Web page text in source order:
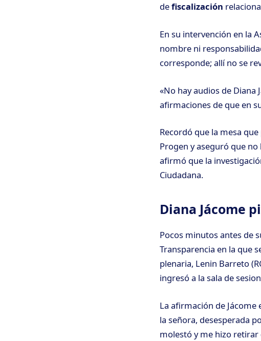
defiscalización
En su intervención en la
nombre ni
corresponde; allí no se
«No hay audios de Diana
afirmaciones de que en
Recordó que la mesa
Progen y aseguró que
afirmó que la
Ciudadana.
Diana Jácome
Pocos minutos antes de
Transparencia en la que
plenaria, Lenin Barreto
ingresó a la sala de
La afirmación de
la señora, desesperada
molestó y me hizo retirar